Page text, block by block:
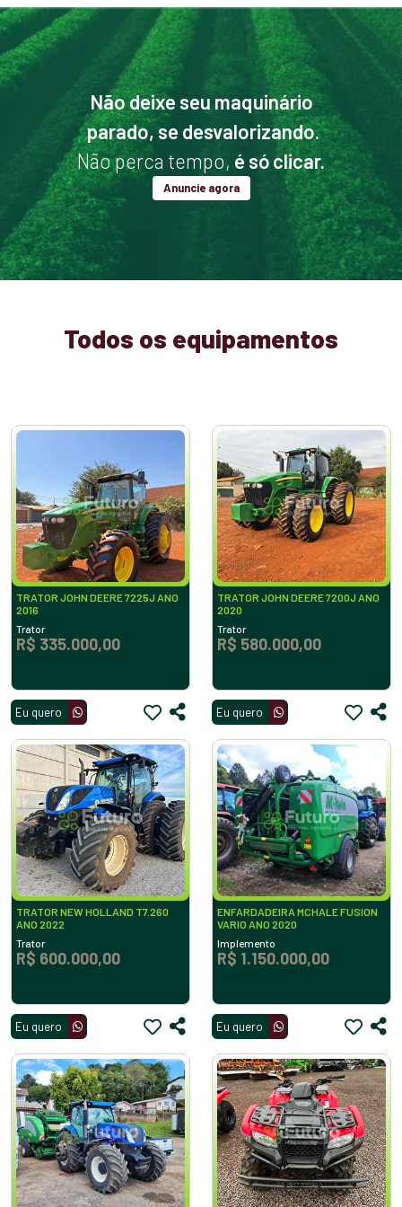
Não deixe seu maquinário
parado, se desvalorizando.
Não perca tempo, é só clicar.
Anuncie agora
Todos os equipamentos
TRATOR JOHN DEERE 7225J ANO
2016
Trator
R$ 335.000,00
Eu quero
TRATOR JOHN DEERE 7200J ANO
2020
Trator
R$ 580.000,00
Eu quero
TRATOR NEW HOLLAND T7.260
ANO 2022
Trator
R$ 600.000,00
Eu quero
ENFARDADEIRA MCHALE FUSION
VARIO ANO 2020
Implemento
R$ 1.150.000,00
Eu quero